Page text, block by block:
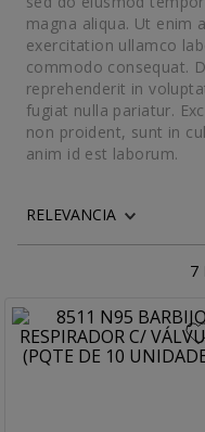
magna aliqua. Ut enim
exercitation ullamco
commodo consequat.
reprehenderit in
fugiat nulla pariatur.
non proident, sunt in
anim id est laborum.
7